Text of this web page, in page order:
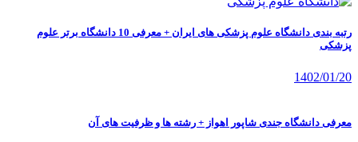
رتبه بندی دانشگاه علوم پزشکی های ایران + معرفی 10 دانشگاه برتر علوم
پزشکی
1402/01/20
معرفی دانشگاه جندی شاپور اهواز + رشته ها و ظرفیت های آن